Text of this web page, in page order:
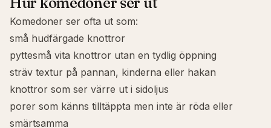
Komedoner ser ofta ut som:
små hudfärgade knottror
pyttesmå vita knottror utan en tydlig öppning
sträv textur på pannan, kinderna eller hakan
knottror som ser värre ut i sidoljus
porer som känns tilltäppta men inte är röda eller
smärtsamma